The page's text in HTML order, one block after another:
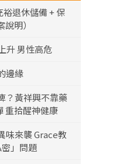
退休儲備 + 保
明）
升 男性高危
邊緣
？黃祥興不靠藥
重拾醒神健康
味來襲 Grace教
」問題